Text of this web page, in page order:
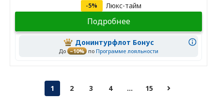
-5% Люкс-тайм
Подробнее
Донинтурфлот Бонус
До –10% по Программе лояльности
1 2 3 4 ...
15